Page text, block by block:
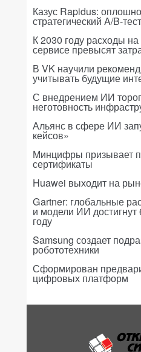
Казус Rapidus:
стратегический A/B-
К 2030 году расходы
сервисе превысят
В VK научили
учитывать будущие
С внедрением ИИ
неготовность
Альянс в сфере ИИ
кейсов»
Минцифры призывает
сертификаты
Huawei выходит на
Gartner: глобальные
и модели ИИ
году
Samsung создает
робототехники
Сформирован
цифровых платформ